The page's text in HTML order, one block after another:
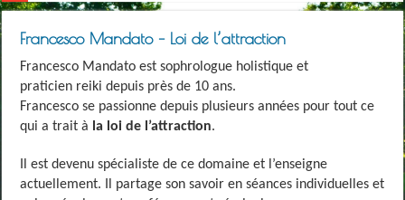
Francesco Mandato – Loi de l’attraction
Francesco Mandato est sophrologue holistique et
praticien reiki depuis près de 10 ans.
Francesco se passionne depuis plusieurs années pour tout ce
qui a trait à la loi de l’attraction.
Il est devenu spécialiste de ce domaine et l’enseigne
actuellement.
Il partage son savoir en séances individuelles et